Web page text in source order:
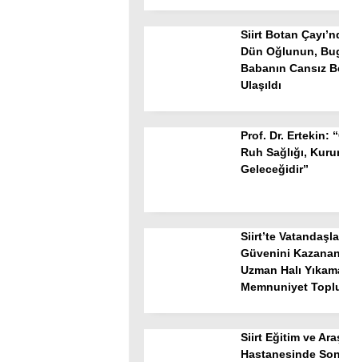
Siirt Botan
Dün Oğlunun,
Babanın Cansız
Ulaşıldı
Prof. Dr. Ertekin:
Ruh Sağlığı,
Geleceğidir”
Siirt’te
Güvenini
Uzman Halı
Memnuniyet
Siirt Eğitim ve
Hastanesinde